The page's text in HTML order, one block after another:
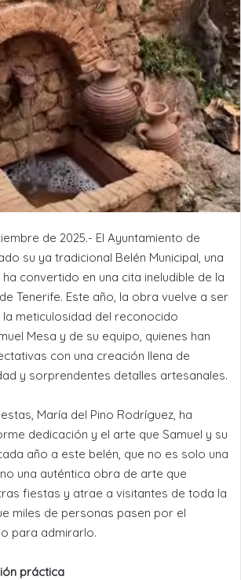
de 2025.- El Ayuntamiento de
su ya tradicional Belén Municipal, una
convertido en una cita ineludible de la
Tenerife. Este año, la obra vuelve a ser
meticulosidad del reconocido
Mesa y de su equipo, quienes han
con una creación llena de
y sorprendentes detalles artesanales.
María del Pino Rodríguez, ha
dedicación y el arte que Samuel y su
año a este belén, que no es solo una
una auténtica obra de arte que
fiestas y atrae a visitantes de toda la
miles de personas pasen por el
para admirarlo.
práctica